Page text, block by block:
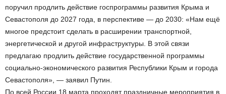
поручил продлить действие госпрограммы развития Крыма и
Севастополя до 2027 года, в перспективе — до 2030: «Нам ещё
многое предстоит сделать в расширении транспортной,
энергетической и другой инфраструктуры. В этой связи
предлагаю продлить действие государственной программы
социально-экономического развития Республики Крым и города
Севастополя», — заявил Путин.
По всей России 18 марта проходят праздничные мероприятия в